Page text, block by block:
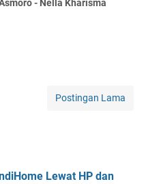
- Nella Kharisma
Postingan Lama
Lewat HP dan